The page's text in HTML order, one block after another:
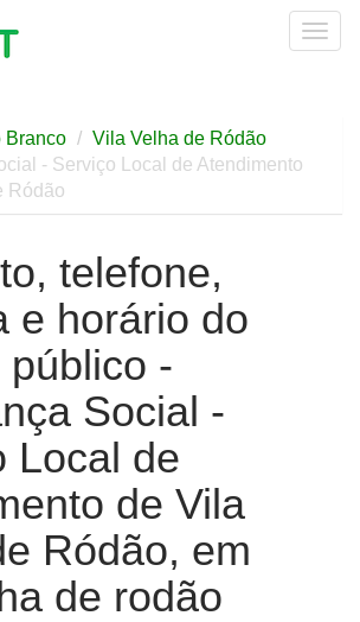
Branco
Vila Velha de Ródão
- Serviço Local de Atendimento
Ródão
telefone,
e horário do
-
Social -
Local de
de Vila
Ródão, em
de rodão